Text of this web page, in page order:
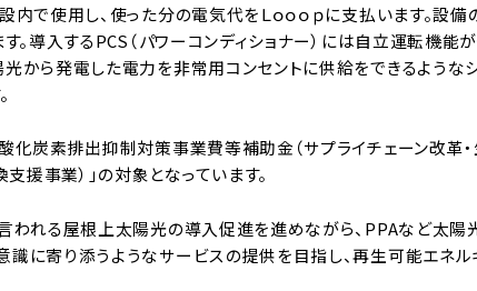
で使用し、使った分の電気代をＬｏｏｏｐに支払います。設備
。導入するPCS（パワーコンディショナー）には自立運転機能
から発電した電力を非常用コンセントに供給をできるような
化炭素排出抑制対策事業費等補助金（サプライチェーン改革
事業）」の対象となっています。
われる屋根上太陽光の導入促進を進めながら、PPAなど太陽
に寄り添うようなサービスの提供を目指し、再生可能エネル